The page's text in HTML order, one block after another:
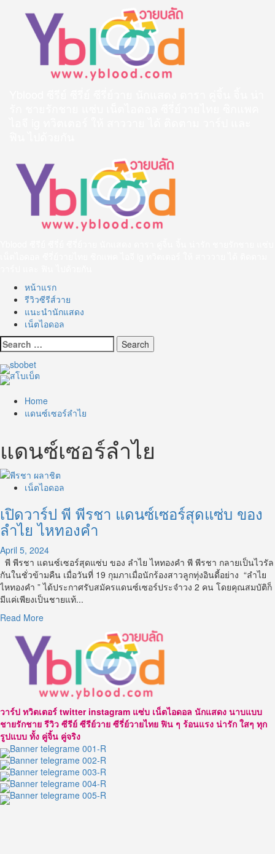
Menu
หน้าแรก
รีวิวซีรีส์วาย
แนะนำนักแสดง
เน็ตไอดอล
Search
for:
Home
แดนซ์เซอร์ลำไย
แดนซ์เซอร์ลำไย
เน็ตไอดอล
เปิดวาร์ป พี พีรชา แดนซ์เซอร์สุดแซ่บ ของ
ลำไย ไหทองคำ
April 5, 2024
พี พีรชา แดนซ์เซอร์สุดแซ่บ ของ ลำไย ไหทองคำ พี พีรชา กลายเป็นไวรัล
กันในชั่วข้ามคืน เมื่อวันที่ 19 กุมภาเมื่อนักร้องสาวลูกทุ่งอินดี้อย่าง “ลำไย
ไหทองคำ ” ได้ประกาศรับสมัครแดนซ์เซอร์ประจำวง 2 คน โดยคุณสมบัติก็
มีแค่เพียงเป็นชายแท้...
Read MoreRead
about
เปิด
วาร์
พี
ชา
แดน
ซ์
เซอร์
สุด
แซ่บ
ของ
ลำไย
วาร์ป ทวิตเตอร์ twitter instagram แซ่บ เน็ตไอดอล นักแสดง นาบแบบ
ชายรักชาย รีวิว ซีรีย์ ซีรีย์วาย ซีรี่ย์วายไทย ฟิน ๆ ร้อนแรง น่ารัก ใสๆ ทุก
รูปแบบ ทั้ง คู่จิ้น คู่จริง